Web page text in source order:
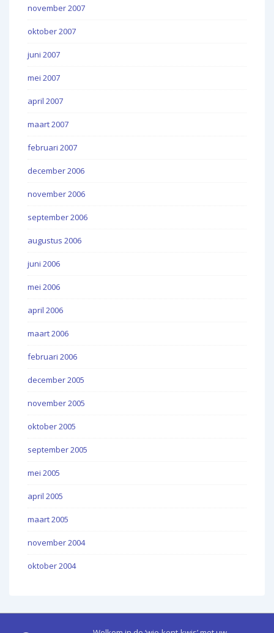
november 2007
oktober 2007
juni 2007
mei 2007
april 2007
maart 2007
februari 2007
december 2006
november 2006
september 2006
augustus 2006
juni 2006
mei 2006
april 2006
maart 2006
februari 2006
december 2005
november 2005
oktober 2005
september 2005
mei 2005
april 2005
maart 2005
november 2004
oktober 2004